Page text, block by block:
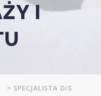
I
> SPECJALISTA D/S